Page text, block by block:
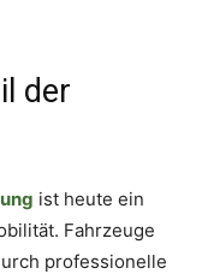
der
ist heute ein
Fahrzeuge
professionelle